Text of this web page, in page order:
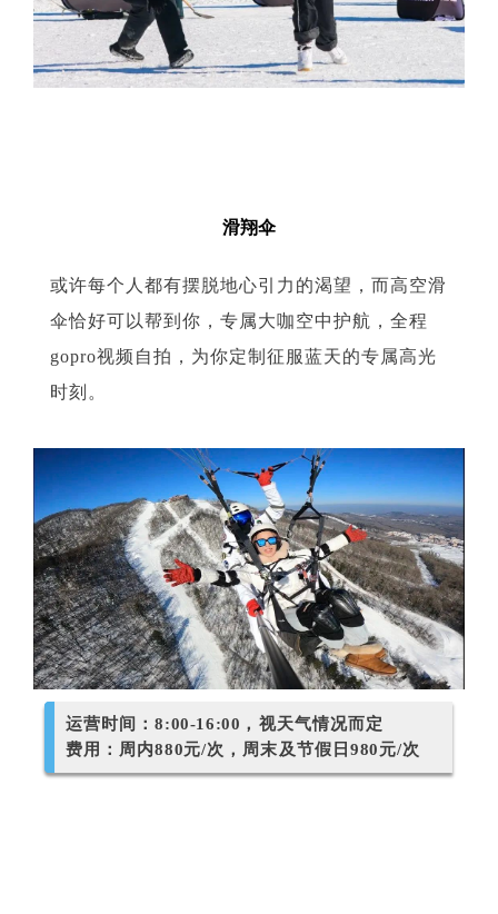
滑翔伞
或许每个人都有摆脱地心引力的渴望，而高空滑
伞恰好可以帮到你，专属大咖空中护航，全程
gopro视频自拍，为你定制征服蓝天的专属高光
时刻。
运营时间：8:00-16:00，视天气情况而定
费用：周内880元/次，周末及节假日980元/次